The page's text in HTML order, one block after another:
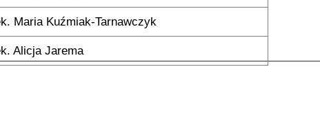
Maria Kuźmiak-Tarnawczyk
Alicja Jarema